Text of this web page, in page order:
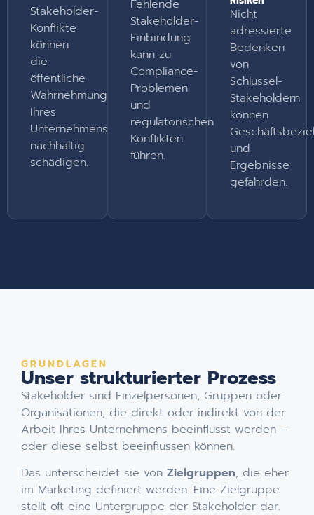
Stakeholder-
Konflikte
können
die
öffentliche
Wahrnehmung
Ihres
Unternehmens
nachhaltig
schädigen.
Fehlende
Stakeholder-
Einbindung
kann zu
Compliance-
Problemen
und
regulatorischen
Konflikten
führen.
Nicht
adressierte
Bedenken
von
Schlüssel-
Stakeholdern
können
und
Ergebnisse
gefährden.
GRUNDLAGEN
Unser strukturierter Prozess
Stakeholder sind Einzelpersonen, Gruppen oder
Organisationen, die direkt oder indirekt von der
Arbeit Ihres Unternehmens beeinflusst werden –
oder diese selbst beeinflussen können.
Das unterscheidet sie von Zielgruppen, die eher
im Marketing definiert werden. Eine Zielgruppe
stellt oft eine Untergruppe der Stakeholder dar.